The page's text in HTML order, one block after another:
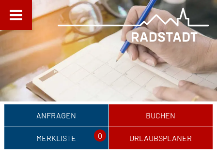
ANFRAGEN BUCHEN
MERKLISTE 0 URLAUBSPLANER